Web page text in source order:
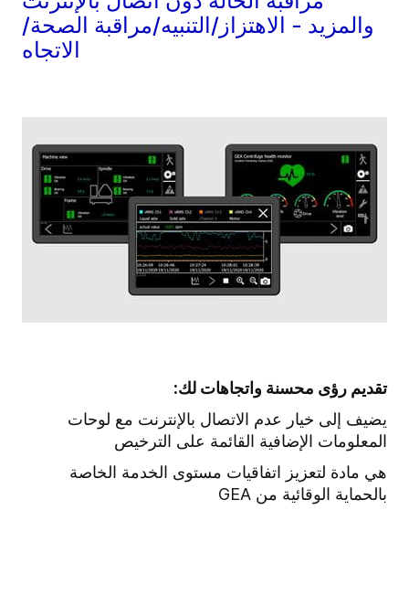
والمزيد - الاهتزاز/التنبيه/مراقبة الصحة/
الاتجاه
تقديم رؤى محسنة واتجاهات لك:
يضيف إلى خيار عدم الاتصال بالإنترنت مع لوحات
المعلومات الإضافية القائمة على الترخيص
هي مادة لتعزيز اتفاقيات مستوى الخدمة الخاصة
بالحماية الوقائية من GEA